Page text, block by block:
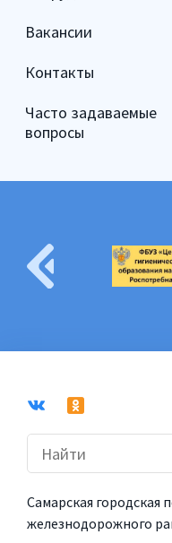
Вакансии
Контакты
Часто задаваемые
вопросы
Самарская городская
железнодорожного